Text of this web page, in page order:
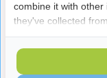
Reviews
combine it with
they've collected